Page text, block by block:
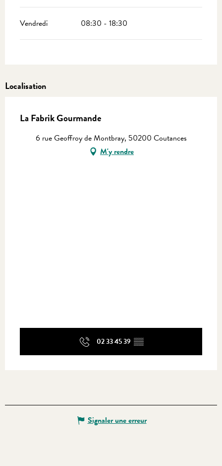
Vendredi 08:30 - 18:30
Localisation
La Fabrik Gourmande
6 rue Geoffroy de Montbray, 50200 Coutances
M'y rendre
02 33 45 39 ▒▒
Signaler une erreur